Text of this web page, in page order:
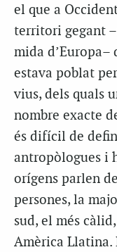
el que a
territori gegant
mida d’Europa–
estava poblat
vius, dels quals
nombre exacte
és difícil de
antropòlogues i
orígens parlen
persones, la
sud, el més
Amèrica